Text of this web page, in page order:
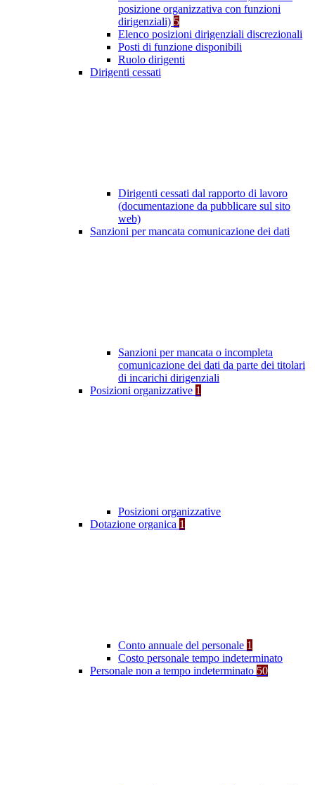
posizione organizzativa con funzioni
dirigenziali) 5
Elenco posizioni dirigenziali discrezionali
Posti di funzione disponibili
Ruolo dirigenti
Dirigenti cessati
Dirigenti cessati dal rapporto di lavoro
(documentazione da pubblicare sul sito
web)
Sanzioni per mancata comunicazione dei dati
Sanzioni per mancata o incompleta
comunicazione dei dati da parte dei titolari
di incarichi dirigenziali
Posizioni organizzative 1
Posizioni organizzative
Dotazione organica 1
Conto annuale del personale 1
Costo personale tempo indeterminato
Personale non a tempo indeterminato 50